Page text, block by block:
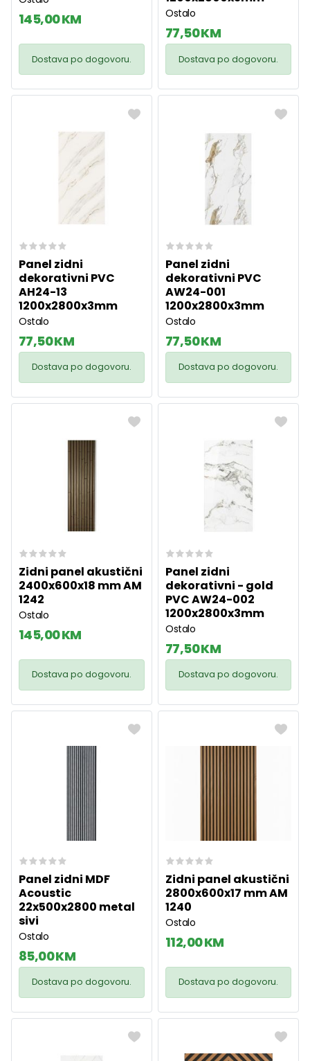
145,00 KM
Dostava po dogovoru.
Ostalo
77,50 KM
Dostava po dogovoru.
Panel zidni
dekorativni PVC
AH24-13
1200x2800x3mm
Ostalo
77,50 KM
Dostava po dogovoru.
Panel zidni
dekorativni PVC
AW24-001
1200x2800x3mm
Ostalo
77,50 KM
Dostava po dogovoru.
Zidni panel akustični
2400x600x18 mm AM
1242
Ostalo
145,00 KM
Dostava po dogovoru.
Panel zidni
dekorativni - gold
PVC AW24-002
1200x2800x3mm
Ostalo
77,50 KM
Dostava po dogovoru.
Panel zidni MDF
Acoustic
22x500x2800 metal
sivi
Ostalo
85,00 KM
Dostava po dogovoru.
Zidni panel akustični
2800x600x17 mm AM
1240
Ostalo
112,00 KM
Dostava po dogovoru.